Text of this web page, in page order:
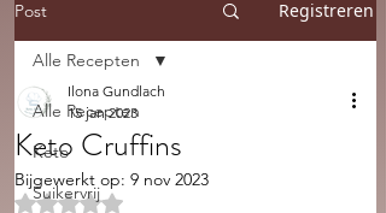
Post Registreren
Alle Recepten
Keto
Suikervrij
Alle Recepten
Keto Cruffins
Ilona Gundlach
15 jan 2023
Bijgewerkt op: 9 nov 2023
Beoordeeld met NaN uit 5 sterren.